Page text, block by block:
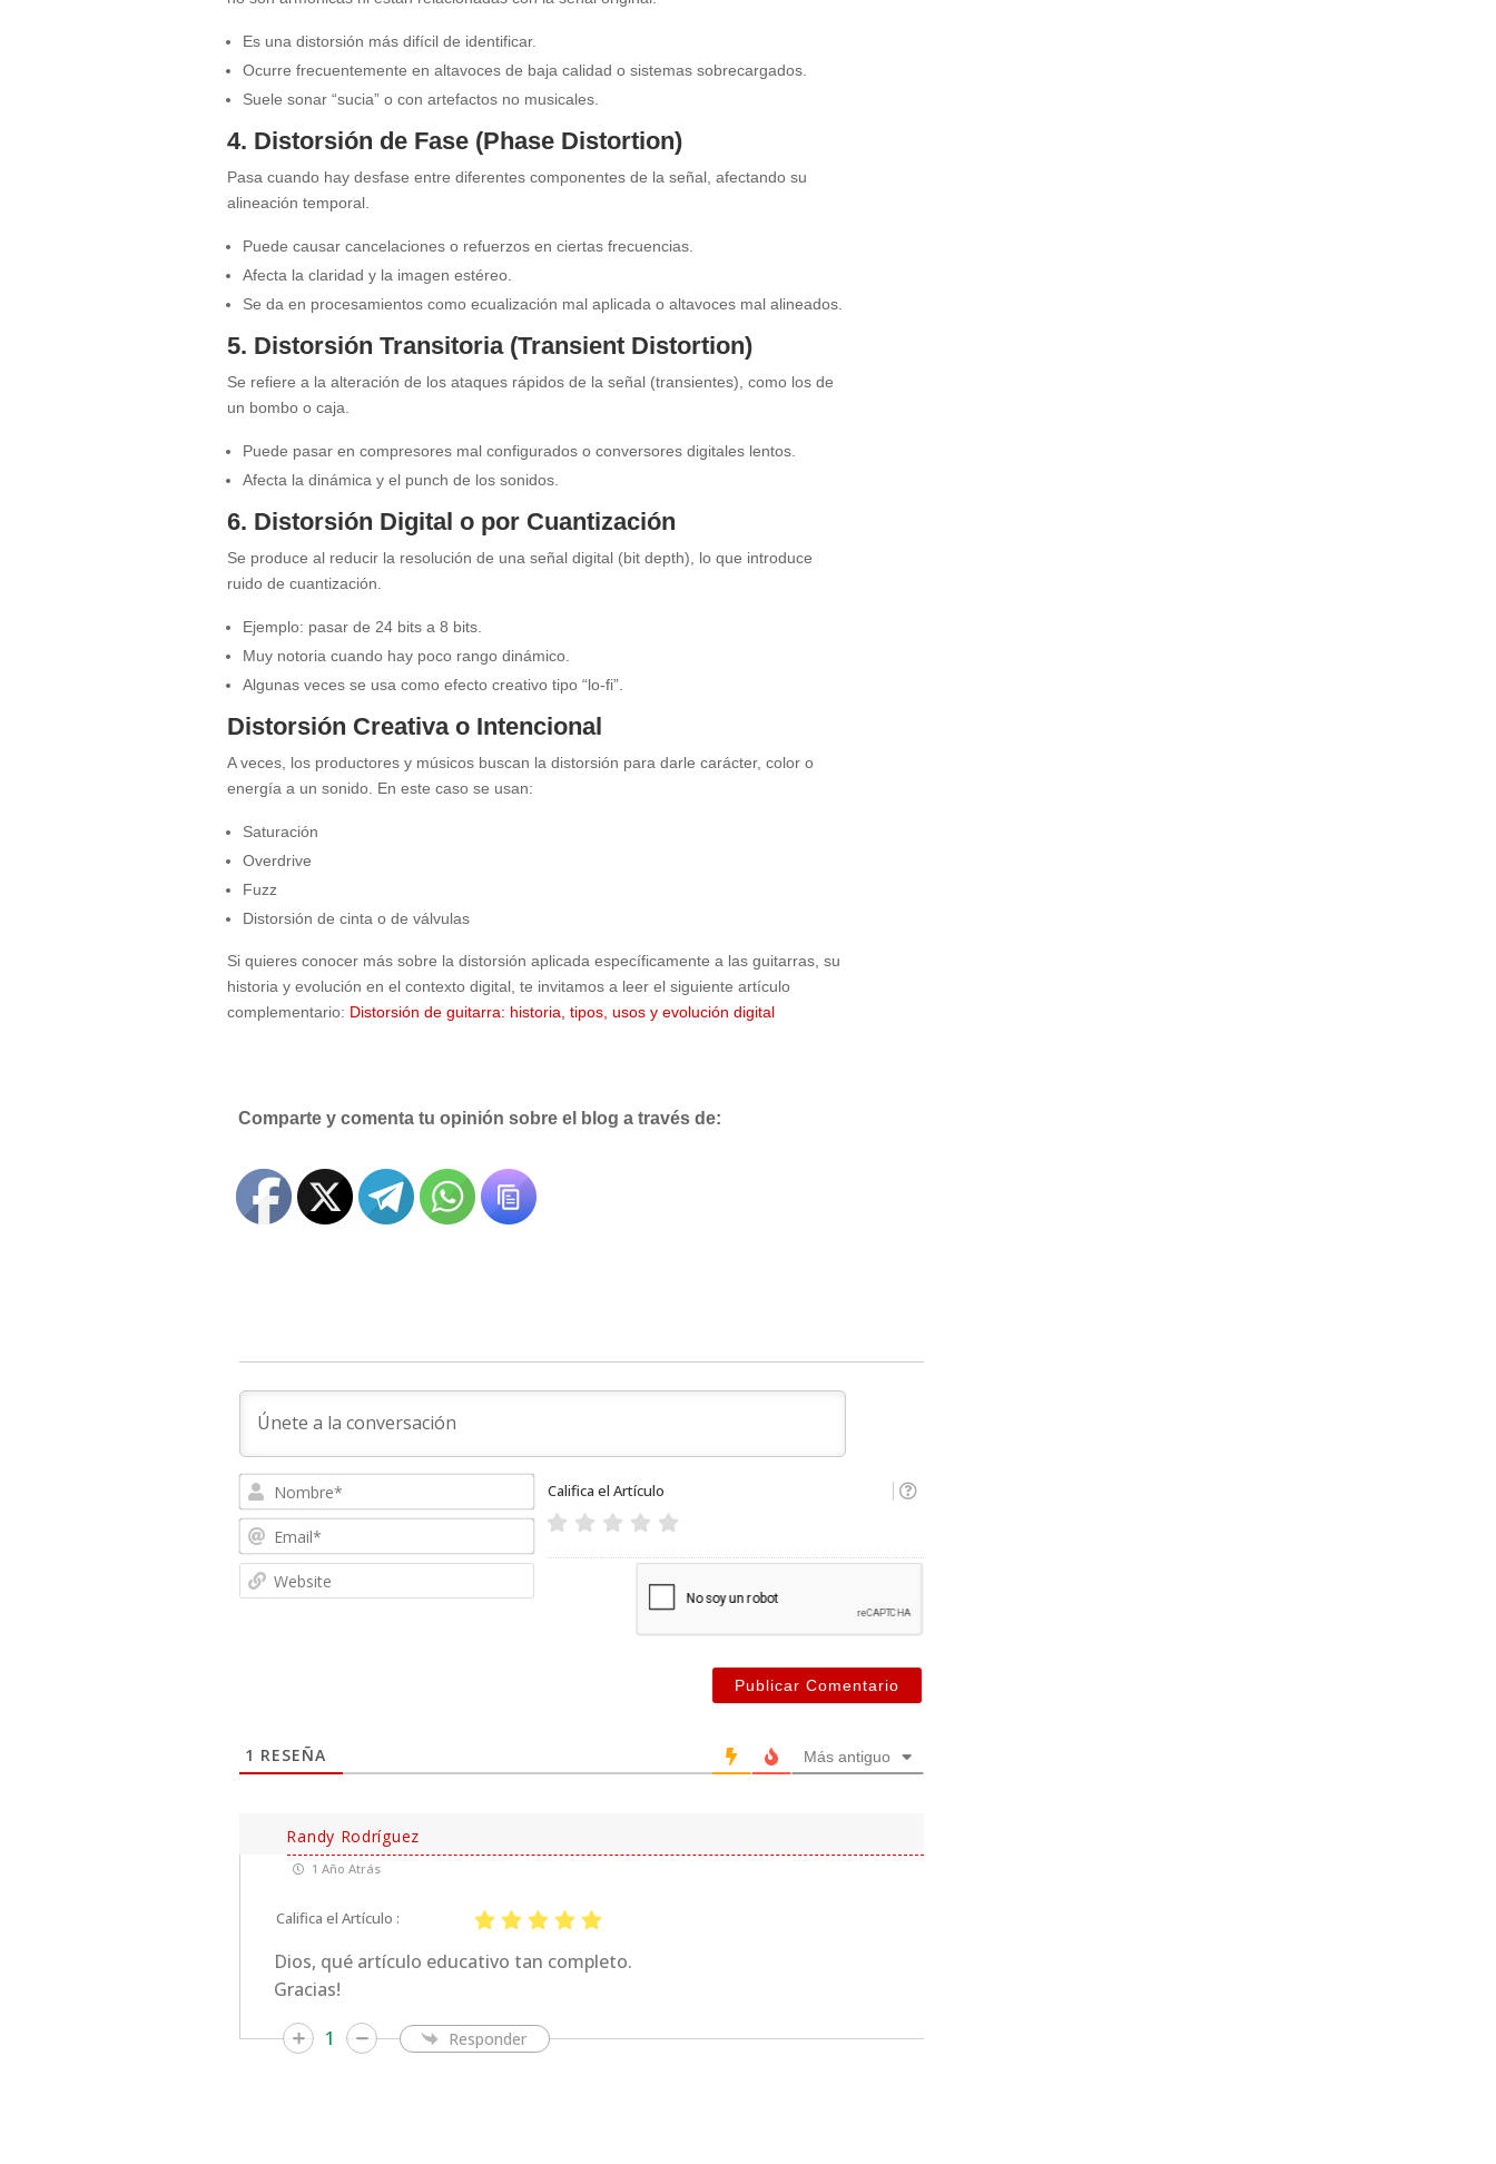
Es una distorsión más difícil de identificar.
Ocurre frecuentemente en altavoces de baja calidad o sistemas sobrecargados.
Suele sonar “sucia” o con artefactos no musicales.
4. Distorsión de Fase (Phase Distortion)
Pasa cuando hay desfase entre diferentes componentes de la señal, afectando su
alineación temporal.
Puede causar cancelaciones o refuerzos en ciertas frecuencias.
Afecta la claridad y la imagen estéreo.
Se da en procesamientos como ecualización mal aplicada o altavoces mal alineados.
5. Distorsión Transitoria (Transient Distortion)
Se refiere a la alteración de los ataques rápidos de la señal (transientes), como los de
un bombo o caja.
Puede pasar en compresores mal configurados o conversores digitales lentos.
Afecta la dinámica y el punch de los sonidos.
6. Distorsión Digital o por Cuantización
Se produce al reducir la resolución de una señal digital (bit depth), lo que introduce
ruido de cuantización.
Ejemplo: pasar de 24 bits a 8 bits.
Muy notoria cuando hay poco rango dinámico.
Algunas veces se usa como efecto creativo tipo “lo-fi”.
Distorsión Creativa o Intencional
A veces, los productores y músicos buscan la distorsión para darle carácter, color o
energía a un sonido. En este caso se usan:
Saturación
Overdrive
Fuzz
Distorsión de cinta o de válvulas
Si quieres conocer más sobre la distorsión aplicada específicamente a las guitarras, su
historia y evolución en el contexto digital, te invitamos a leer el siguiente artículo
complementario: Distorsión de guitarra: historia, tipos, usos y evolución digital
Comparte y comenta tu opinión sobre el blog a través de:
Nombre*
Email*
Califica el Artículo
1 RESEÑA Más antiguo
Randy Rodríguez
1 Año Atrás
Califica el Artículo :
Dios, qué artículo educativo tan completo.
Gracias!
1
Responder